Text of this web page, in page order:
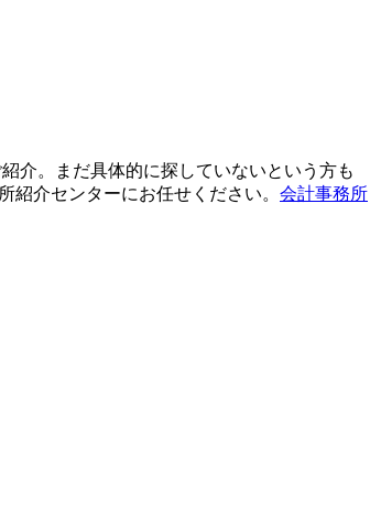
介。まだ具体的に探していないという方も
介センターにお任せください。 会計事務所